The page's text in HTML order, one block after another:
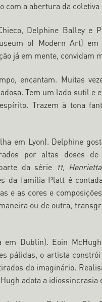
com a abertura da coletiva
Delphine Balley e
of Modern Art)
já em mente, convidam
encantam. Muitas
Tem um lado sutil e
Trazem à tona
em Lyon). Delphine
por altas doses
da série 11,
da família Platt é
e as cores e
ou de outra,
Dublin). Eoin
pálidas, o artista
do imaginário.
adota a